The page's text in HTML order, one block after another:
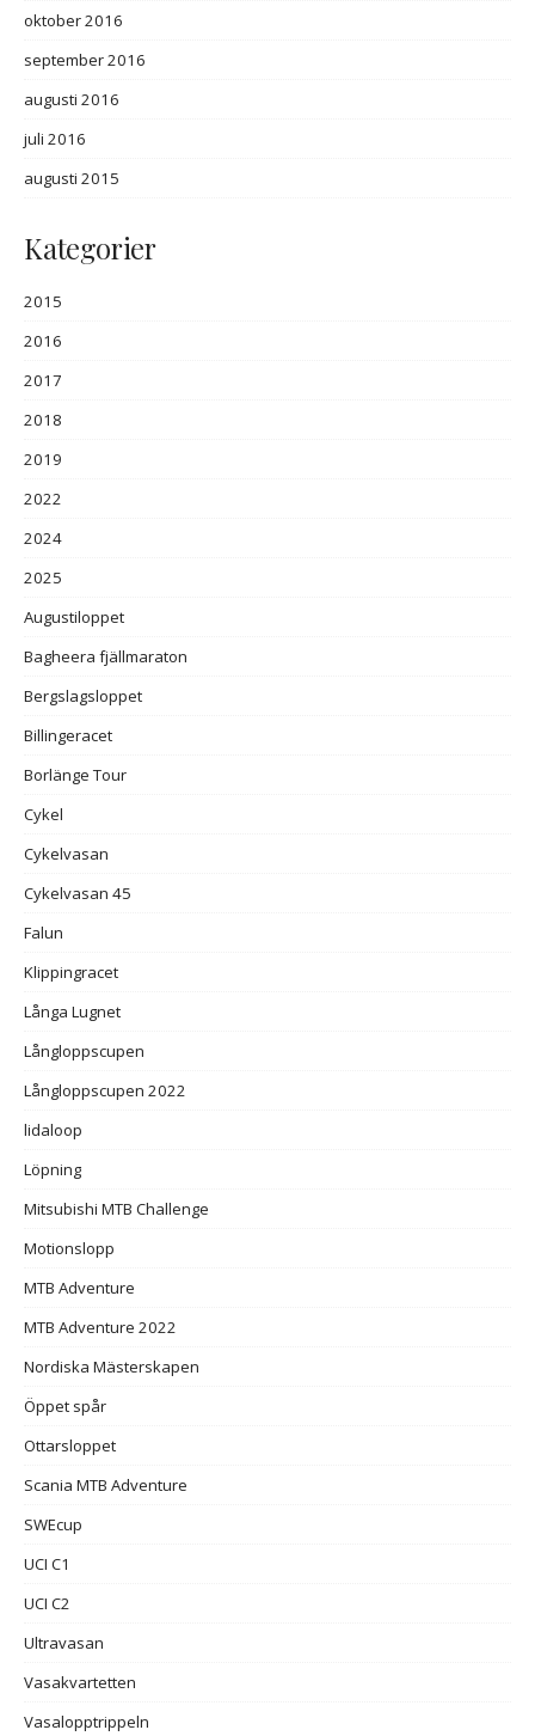
oktober 2016
september 2016
augusti 2016
juli 2016
augusti 2015
Kategorier
2015
2016
2017
2018
2019
2022
2024
2025
Augustiloppet
Bagheera fjällmaraton
Bergslagsloppet
Billingeracet
Borlänge Tour
Cykel
Cykelvasan
Cykelvasan 45
Falun
Klippingracet
Långa Lugnet
Långloppscupen
Långloppscupen 2022
lidaloop
Löpning
Mitsubishi MTB Challenge
Motionslopp
MTB Adventure
MTB Adventure 2022
Nordiska Mästerskapen
Öppet spår
Ottarsloppet
Scania MTB Adventure
SWEcup
UCI C1
UCI C2
Ultravasan
Vasakvartetten
Vasalopptrippeln